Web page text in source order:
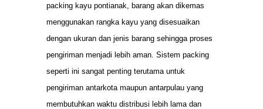
packing kayu pontianak, barang akan dikemas
menggunakan rangka kayu yang disesuaikan
dengan ukuran dan jenis barang sehingga proses
pengiriman menjadi lebih aman. Sistem packing
seperti ini sangat penting terutama untuk
pengiriman antarkota maupun antarpulau yang
membutuhkan waktu distribusi lebih lama dan